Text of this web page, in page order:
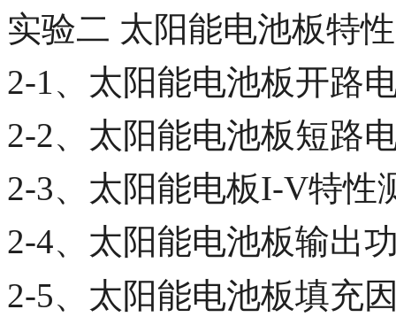
实验二 太阳能电池板特
2-1、太阳能电池板开路
2-2、太阳能电池板短路
2-3、太阳能电板I-V特性
2-4、太阳能电池板输出
2-5、太阳能电池板填充